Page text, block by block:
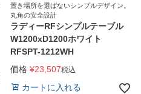
置き場所を選ばないシンプルデザイン。
丸角の安全設計
ラディーRFシンプルテーブル
W1200xD1200ホワイト
RFSPT-1212WH
価格 ¥23,507税込
カートに入れる